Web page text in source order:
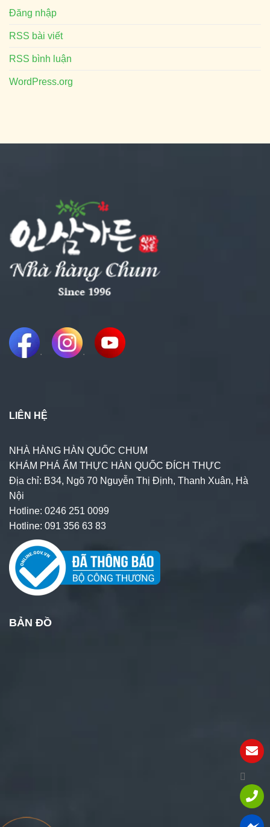
Đăng nhập
RSS bài viết
RSS bình luận
WordPress.org
. .
LIÊN HỆ
NHÀ HÀNG HÀN QUỐC CHUM
KHÁM PHÁ ẨM THỰC HÀN QUỐC ĐÍCH THỰC
Địa chỉ: B34, Ngõ 70 Nguyễn Thị Định, Thanh Xuân, Hà
Nội
Hotline: 0246 251 0099
Hotline: 091 356 63 83
BẢN ĐỒ